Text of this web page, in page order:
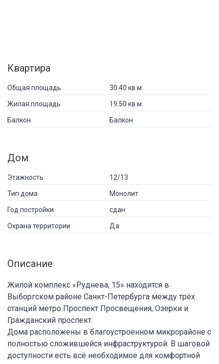
Квартира
Общая площадь 30.40 кв.м.
Жилая площадь 19.50 кв.м.
Балкон Балкон
Дом
Этажность 12/13
Тип дома Монолит
Год постройки сдан
Охрана территории Да
Описание
Жилой комплекс «Руднева, 15» находится в
Выборгском районе Санкт-Петербурга между трёх
станций метро Проспект Просвещения, Озерки и
Гражданский проспект.
Дома расположены в благоустроенном микрорайоне с
полностью сложившейся инфраструктурой. В шаговой
доступности есть всё необходимое для комфортной